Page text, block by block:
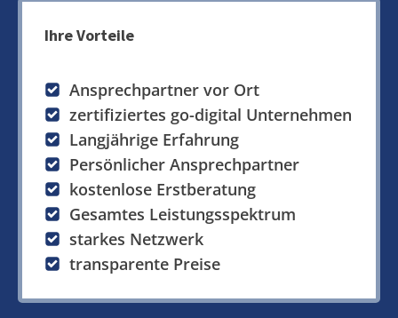
Ihre Vorteile
Ansprechpartner vor Ort
zertifiziertes go-digital Unternehmen
Langjährige Erfahrung
Persönlicher Ansprechpartner
kostenlose Erstberatung
Gesamtes Leistungsspektrum
starkes Netzwerk
transparente Preise